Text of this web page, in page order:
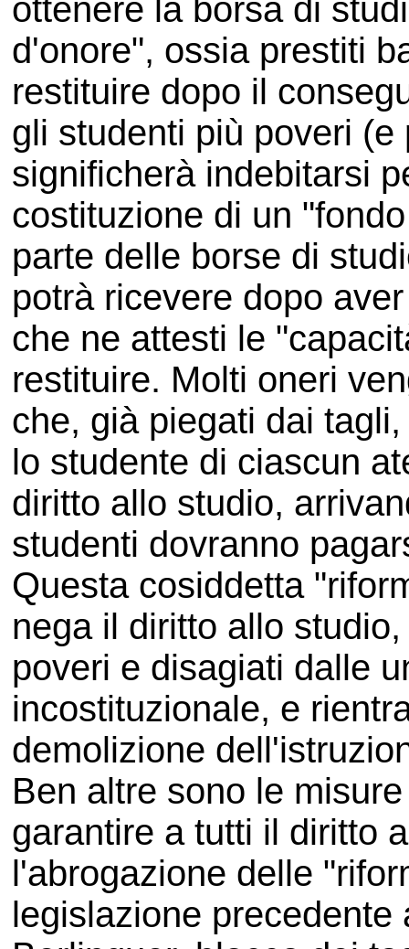
ottenere la borsa di
d'onore", ossia prestiti
restituire dopo il
gli studenti più poveri
significherà indebitarsi
costituzione di un
parte delle borse di
potrà ricevere dopo
che ne attesti le
restituire. Molti oneri
che, già piegati dai
lo studente di ciascun
diritto allo studio,
studenti dovranno
Questa cosiddetta
nega il diritto allo
poveri e disagiati dalle
incostituzionale, e
demolizione
Ben altre sono le
garantire a tutti il diritto
l'abrogazione delle
legislazione precedente